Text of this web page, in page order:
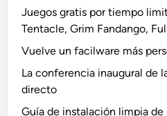
Juegos gratis por tiempo
Tentacle, Grim Fandango,
Vuelve un facilware más
La conferencia inaugural de
directo
Guía de instalación limpia